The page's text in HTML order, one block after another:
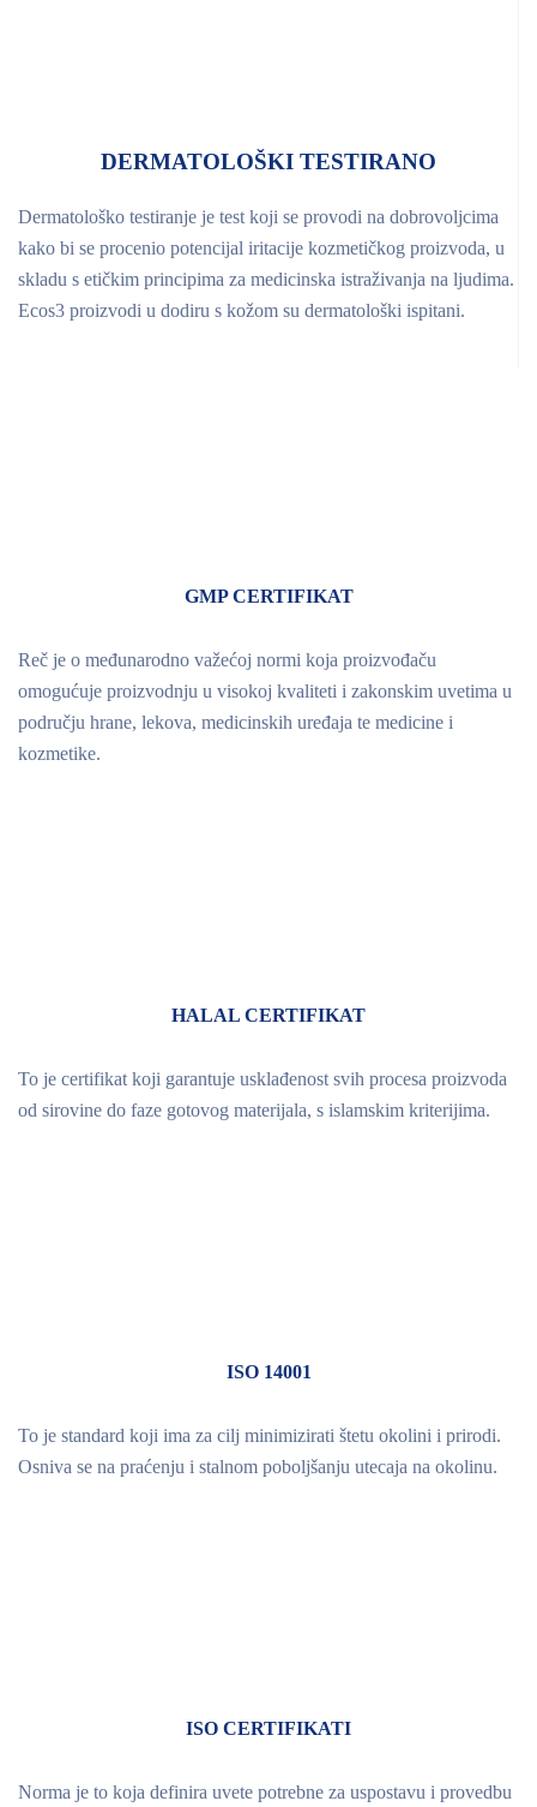
DERMATOLOŠKI TESTIRANO
Dermatološko testiranje je test koji se provodi na dobrovoljcima
kako bi se procenio potencijal iritacije kozmetičkog proizvoda, u
skladu s etičkim principima za medicinska istraživanja na ljudima.
Ecos3 proizvodi u dodiru s kožom su dermatološki ispitani.
GMP CERTIFIKAT
Reč je o međunarodno važećoj normi koja proizvođaču
omogućuje proizvodnju u visokoj kvaliteti i zakonskim uvetima u
području hrane, lekova, medicinskih uređaja te medicine i
kozmetike.
HALAL CERTIFIKAT
To je certifikat koji garantuje usklađenost svih procesa proizvoda
od sirovine do faze gotovog materijala, s islamskim kriterijima.
ISO 14001
To je standard koji ima za cilj minimizirati štetu okolini i prirodi.
Osniva se na praćenju i stalnom poboljšanju utecaja na okolinu.
ISO CERTIFIKATI
Norma je to koja definira uvete potrebne za uspostavu i provedbu